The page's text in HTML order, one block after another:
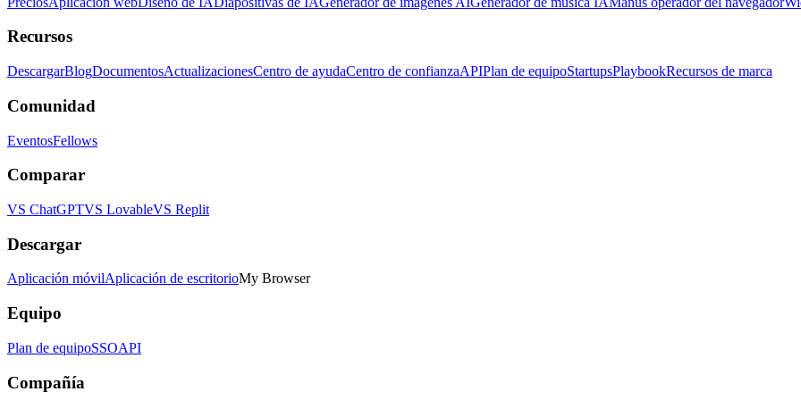
Recursos
DescargarBlogDocumentosActualizacionesCentro de ayudaCentro de confianzaAPIPlan de equipoStartupsPlaybookRecursos de marca
Comunidad
EventosFellows
Comparar
VS ChatGPTVS LovableVS Replit
Descargar
Aplicación móvilAplicación de escritorioMy Browser
Equipo
Plan de equipoSSOAPI
Compañía